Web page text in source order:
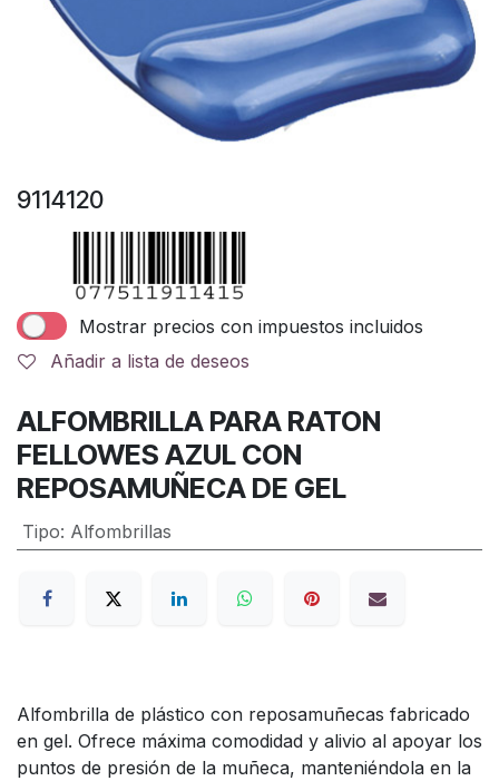
9114120
Mostrar precios con impuestos incluidos
Añadir a lista de deseos
ALFOMBRILLA PARA RATON
FELLOWES AZUL CON
REPOSAMUÑECA DE GEL
Tipo: Alfombrillas
Alfombrilla de plástico con reposamuñecas fabricado
en gel. Ofrece máxima comodidad y alivio al apoyar los
puntos de presión de la muñeca, manteniéndola en la